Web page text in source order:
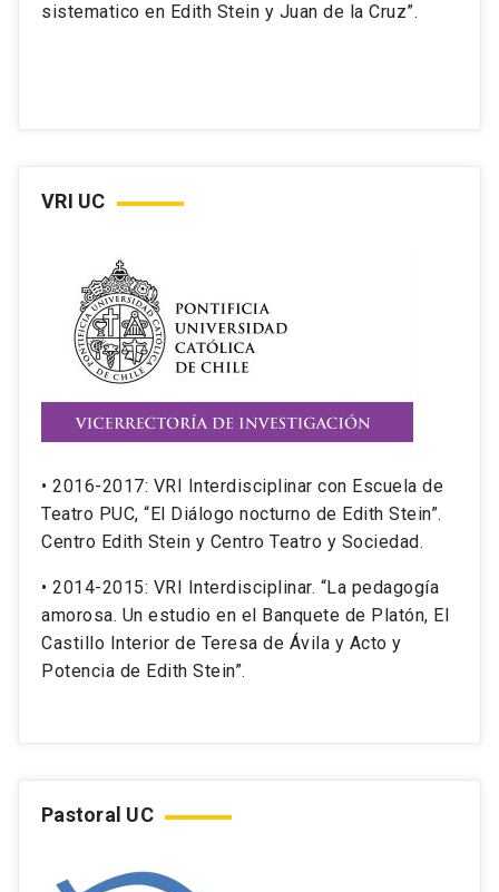
sistematico en Edith Stein y Juan de la Cruz”.
VRI UC
• 2016-2017: VRI Interdisciplinar con Escuela de
Teatro PUC, “El Diálogo nocturno de Edith Stein”.
Centro Edith Stein y Centro Teatro y Sociedad.
• 2014-2015: VRI Interdisciplinar. “La pedagogía
amorosa. Un estudio en el Banquete de Platón, El
Castillo Interior de Teresa de Ávila y Acto y
Potencia de Edith Stein”.
Pastoral UC